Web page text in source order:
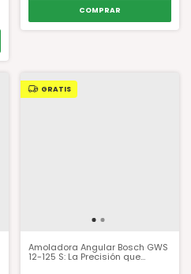
GRATIS
Amoladora Angular Bosch GWS
12-125 S: La Precisión que